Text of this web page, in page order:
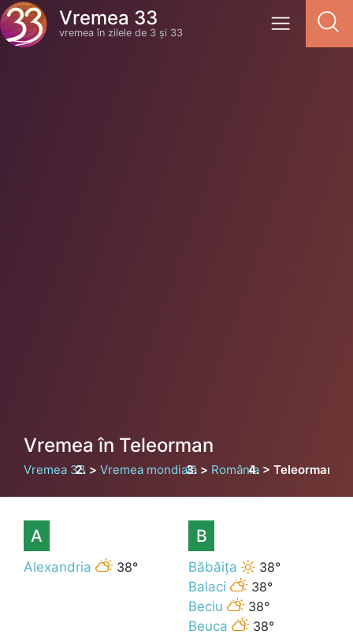
Vremea 33
vremea în zilele de 3 și 33
Vremea în Teleorman
Vremea 33 Vremea mondială România Teleorman
A
Alexandria 38°
B
Băbăița
38°
Balaci
38°
Beciu
38°
Beuca
38°